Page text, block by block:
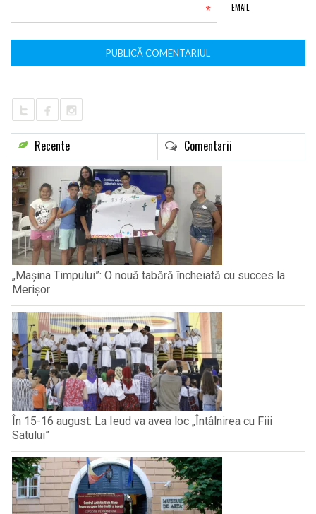
EMAIL
*
Recente Comentarii
„Mașina Timpului”: O nouă tabără încheiată cu succes la
Merișor
În 15-16 august: La Ieud va avea loc „Întâlnirea cu Fiii
Satului”